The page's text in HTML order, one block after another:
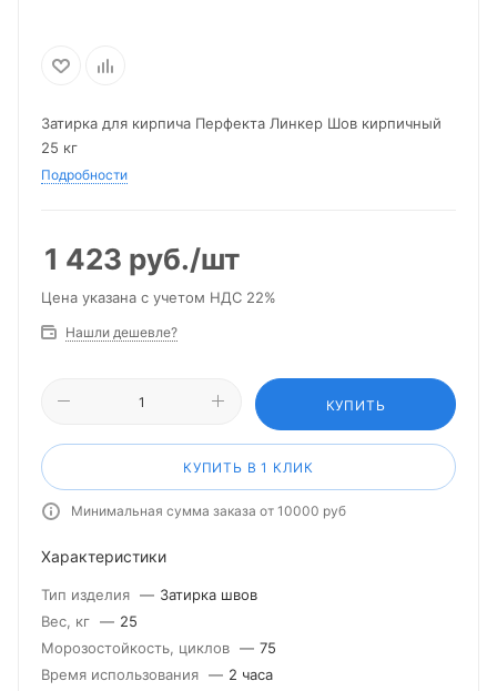
Затирка для кирпича Перфекта Линкер Шов кирпичный
25 кг
Подробности
1 423 руб./шт
Цена указана с учетом НДС 22%
Нашли дешевле?
КУПИТЬ
КУПИТЬ В 1 КЛИК
Минимальная сумма заказа от 10000 руб
Характеристики
Тип изделия — Затирка швов
Вес, кг — 25
Морозостойкость, циклов — 75
Время использования — 2 часа